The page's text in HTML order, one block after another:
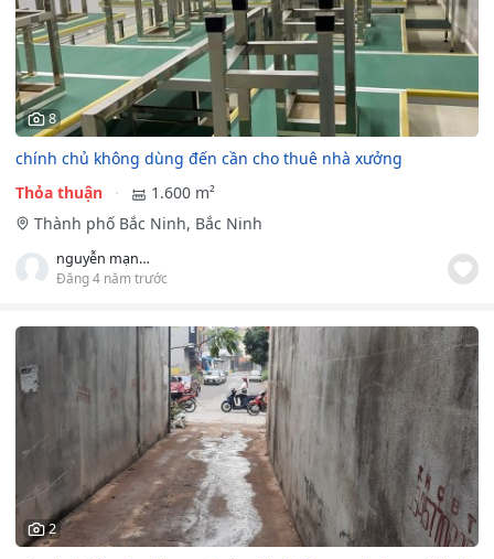
8
chính chủ không dùng đến cần cho thuê nhà xưởng
Thỏa thuận
1.600 m²
Thành phố Bắc Ninh, Bắc Ninh
nguyễn mạnh hùng
Đăng 4 năm trước
2